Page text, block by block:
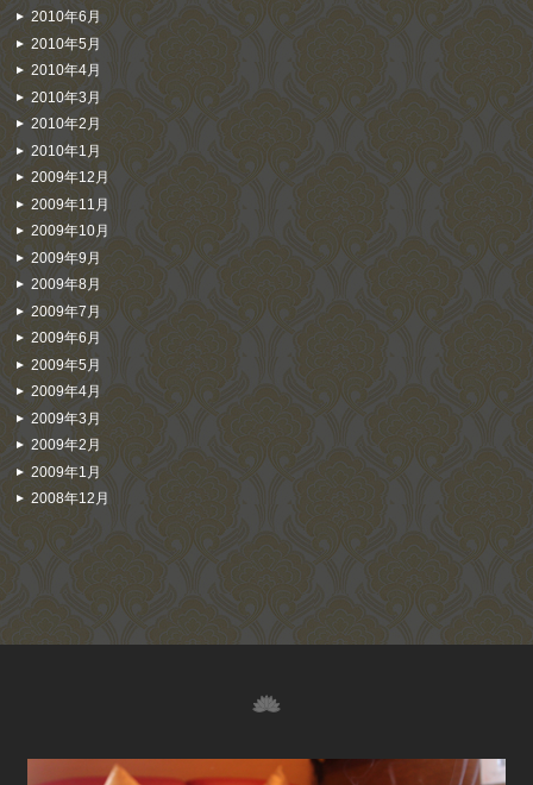
2010年6月
2010年5月
2010年4月
2010年3月
2010年2月
2010年1月
2009年12月
2009年11月
2009年10月
2009年9月
2009年8月
2009年7月
2009年6月
2009年5月
2009年4月
2009年3月
2009年2月
2009年1月
2008年12月